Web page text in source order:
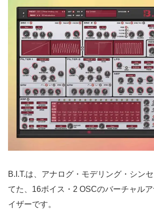
B.I.T.は、アナログ・モデリング・シン
てた、16ボイス・2 OSCのバーチャル
イザーです。